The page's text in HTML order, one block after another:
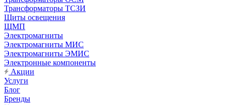
Трансформаторы ТСЗИ
Щиты освещения
ЩМП
Электромагниты
Электромагниты МИС
Электромагниты ЭМИС
Электронные компоненты
Акции
Услуги
Блог
Бренды